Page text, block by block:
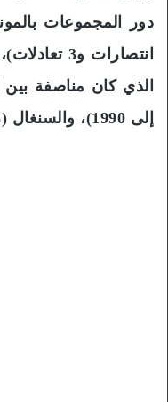
انتصارات
إلى 1990)، والسنغال (5 مباريات من 2002 إلى 2018).